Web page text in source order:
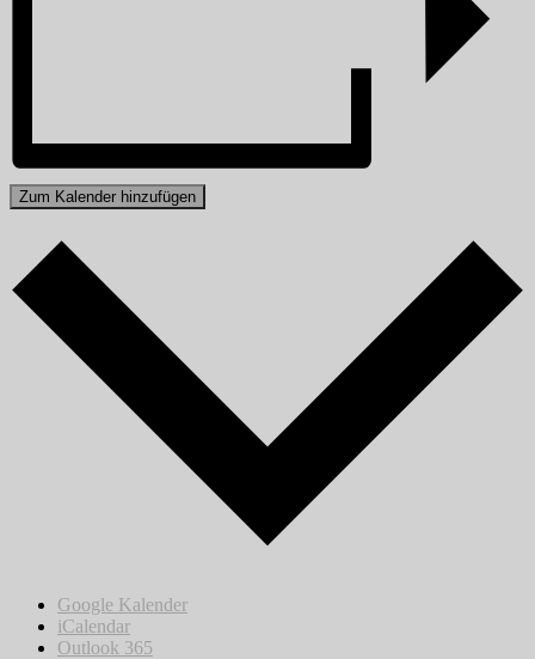
Zum Kalender hinzufügen
Google Kalender
iCalendar
Outlook 365